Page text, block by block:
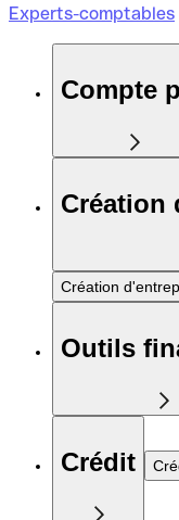
Experts-comptables
Compte
Création
Création
Outils
Crédit